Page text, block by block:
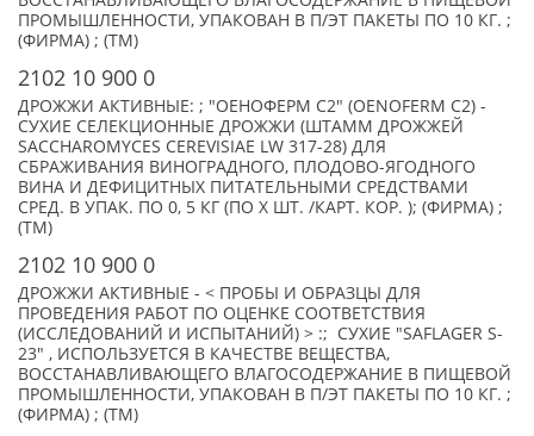
ПРОМЫШЛЕННОСТИ, УПАКОВАН В П/ЭТ ПАКЕТЫ ПО 10 КГ. ;
(ФИРМА) ; (TM)
2102 10 900 0
ДРОЖЖИ АКТИВНЫЕ: ; "ОЕНОФЕРМ С2" (OENOFERM C2) -
СУХИЕ СЕЛЕКЦИОННЫЕ ДРОЖЖИ (ШТАММ ДРОЖЖЕЙ
SACCHAROMYCES CEREVISIAE LW 317-28) ДЛЯ
СБРАЖИВАНИЯ ВИНОГРАДНОГО, ПЛОДОВО-ЯГОДНОГО
ВИНА И ДЕФИЦИТНЫХ ПИТАТЕЛЬНЫМИ СРЕДСТВАМИ
СРЕД. В УПАК. ПО 0, 5 КГ (ПО X ШТ. /КАРТ. КОР. ); (ФИРМА) ;
(TM)
2102 10 900 0
ДРОЖЖИ АКТИВНЫЕ - < ПРОБЫ И ОБРАЗЦЫ ДЛЯ
ПРОВЕДЕНИЯ РАБОТ ПО ОЦЕНКЕ СООТВЕТСТВИЯ
(ИССЛЕДОВАНИЙ И ИСПЫТАНИЙ) > :; СУХИЕ "SAFLAGER S-
23" , ИСПОЛЬЗУЕТСЯ В КАЧЕСТВЕ ВЕЩЕСТВА,
ВОССТАНАВЛИВАЮЩЕГО ВЛАГОСОДЕРЖАНИЕ В ПИЩЕВОЙ
ПРОМЫШЛЕННОСТИ, УПАКОВАН В П/ЭТ ПАКЕТЫ ПО 10 КГ. ;
(ФИРМА) ; (TM)